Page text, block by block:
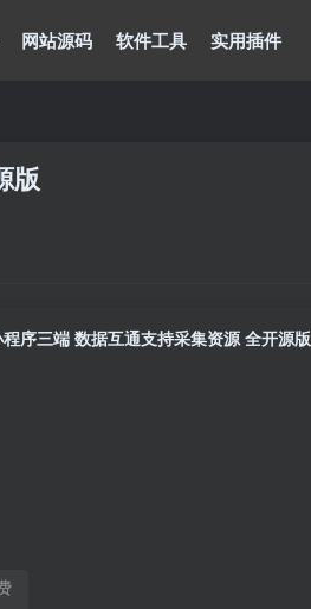
网站源码 软件工具 实用插件
版
序三端 数据互通支持采集资源 全开源版